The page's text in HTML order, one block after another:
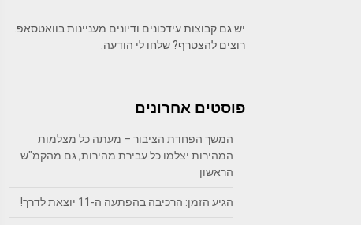
יש גם קבוצות עידכונים ודיונים מעניינות בוואטסאפ.
רוצים להצטרף? שלחו לי הודעה.
פוסטים אחרונים
המשך הפחדת הציבור – מעתה כל מצלמות
המהירות יצלמו כל עבירת מהירות, גם מהקמ"ש
הראשון
הגיע הזמן: הרכיבה בהפתעה ה-11 יוצאת לדרך!